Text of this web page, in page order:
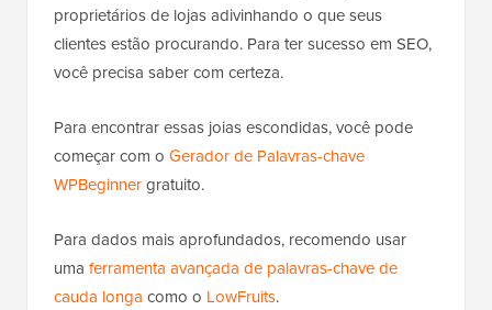
proprietários de lojas adivinhando o que seus
clientes estão procurando. Para ter sucesso em SEO,
você precisa saber com certeza.
Para encontrar essas joias escondidas, você pode
começar com o Gerador de Palavras-chave
WPBeginnergratuito.
Para dados mais aprofundados, recomendo usar
uma ferramenta avançada de palavras-chave de
cauda longa como o LowFruits.